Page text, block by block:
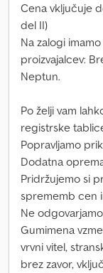
Cena vključuje
del II)
Na zalogi
proizvajalcev:
Neptun.
Po želji vam
registrske
Popravljamo
Dodatna
Pridržujemo si
sprememb cen
Ne
Gumimena
vrvni vitel,
brez zavor,